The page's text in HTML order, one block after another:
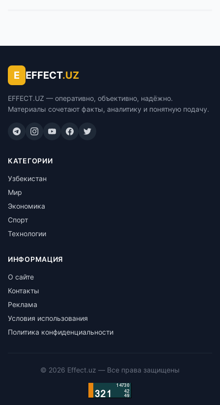
E EFFECT.UZ
EFFECT.UZ — оперативно, объективно, надёжно.
Материалы сочетают факты, аналитику и понятную подачу.
КАТЕГОРИИ
Узбекистан
Мир
Экономика
Спорт
Технологии
ИНФОРМАЦИЯ
О сайте
Контакты
Реклама
Условия использования
Политика конфиденциальности
© 2026 Effect.uz — Все права защищены